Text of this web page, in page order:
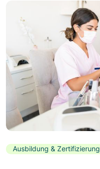
Ausbildung & Zertifizierung